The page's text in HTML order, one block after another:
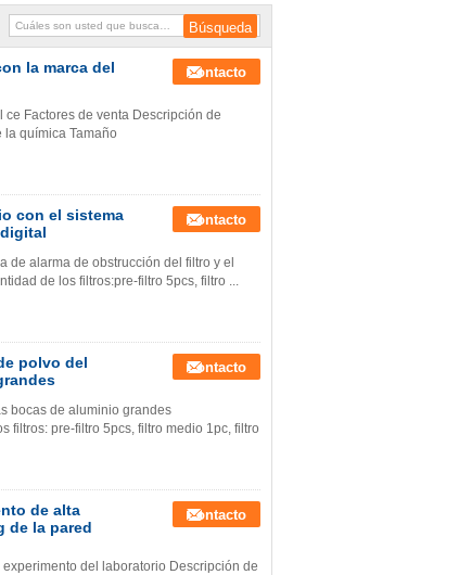
la marca del
Contacto
Factores de venta Descripción de
química Tamaño
con el sistema
Contacto
de alarma de obstrucción del filtro y el
de los filtros:pre-filtro 5pcs, filtro ...
polvo del
Contacto
bocas de aluminio grandes
filtros: pre-filtro 5pcs, filtro medio 1pc, filtro
de alta
de la pared
Contacto
del laboratorio Descripción de